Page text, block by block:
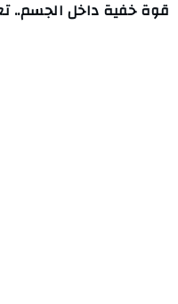
قوة خفية داخل الجسم..